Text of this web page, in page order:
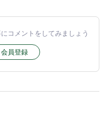
コメントをしてみましょう
会員登録